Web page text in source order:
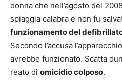
donna che nell’agosto del
spiaggia calabra e non fu
funzionamento del
Secondo l’accusa
avrebbe funzionato. Scatta
reato di omicidio colposo.